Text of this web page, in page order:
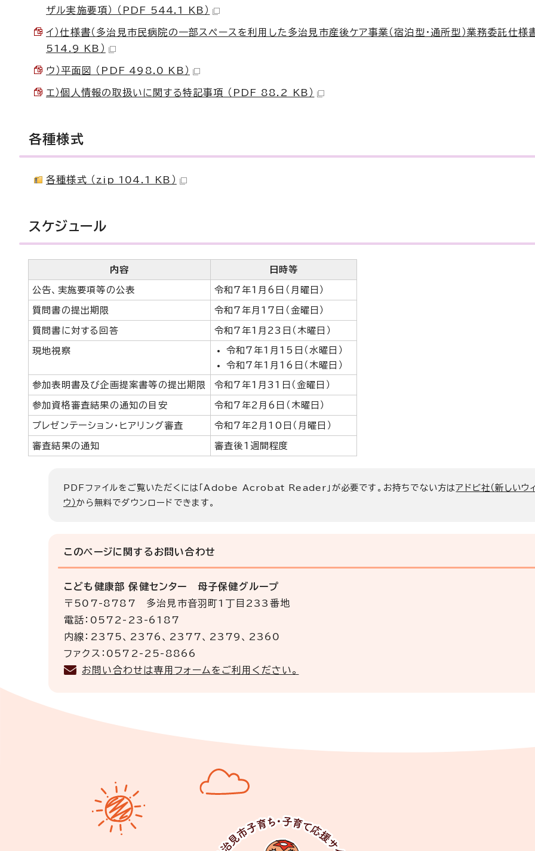
ザル実施要項） （PDF 544.1 KB）
イ）仕様書（多治見市民病院の一部スペースを利用した多治見市産後ケア事業（宿泊型・通所型）業務委託仕様
514.9 KB）
ウ）平面図 （PDF 498.0 KB）
エ）個人情報の取扱いに関する特記事項 （PDF 88.2 KB）
各種様式
各種様式 （zip 104.1 KB）
スケジュール
内容 日時等
公告、実施要項等の公表 令和7年1月6日（月曜日）
質問書の提出期限 令和7年月17日（金曜日）
質問書に対する回答 令和7年1月23日（木曜日）
現地視察
令和7年1月15日（水曜日）
令和7年1月16日（木曜日）
参加表明書及び企画提案書等の提出期限 令和7年1月31日（金曜日）
参加資格審査結果の通知の目安 令和7年2月6日（木曜日）
プレゼンテーション・ヒアリング審査 令和7年2月10日（月曜日）
審査結果の通知 審査後1週間程度
PDFファイルをご覧いただくには「Adobe Acrobat Reader」が必要です。お持ちでない方はアドビ社（新しいウ
ウ）から無料でダウンロードできます。
このページに関する お問い合わせ
こども健康部 保健センター 母子保健グループ
〒507-8787 多治見市音羽町1丁目233番地
電話：0572-23-6187
内線：2375、2376、2377、2379、2360
ファクス：0572-25-8866
お問い合わせは専用フォームをご利用ください。